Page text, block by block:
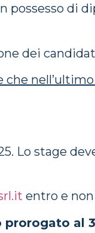
possesso di
dei
Lo stage
entro e
al